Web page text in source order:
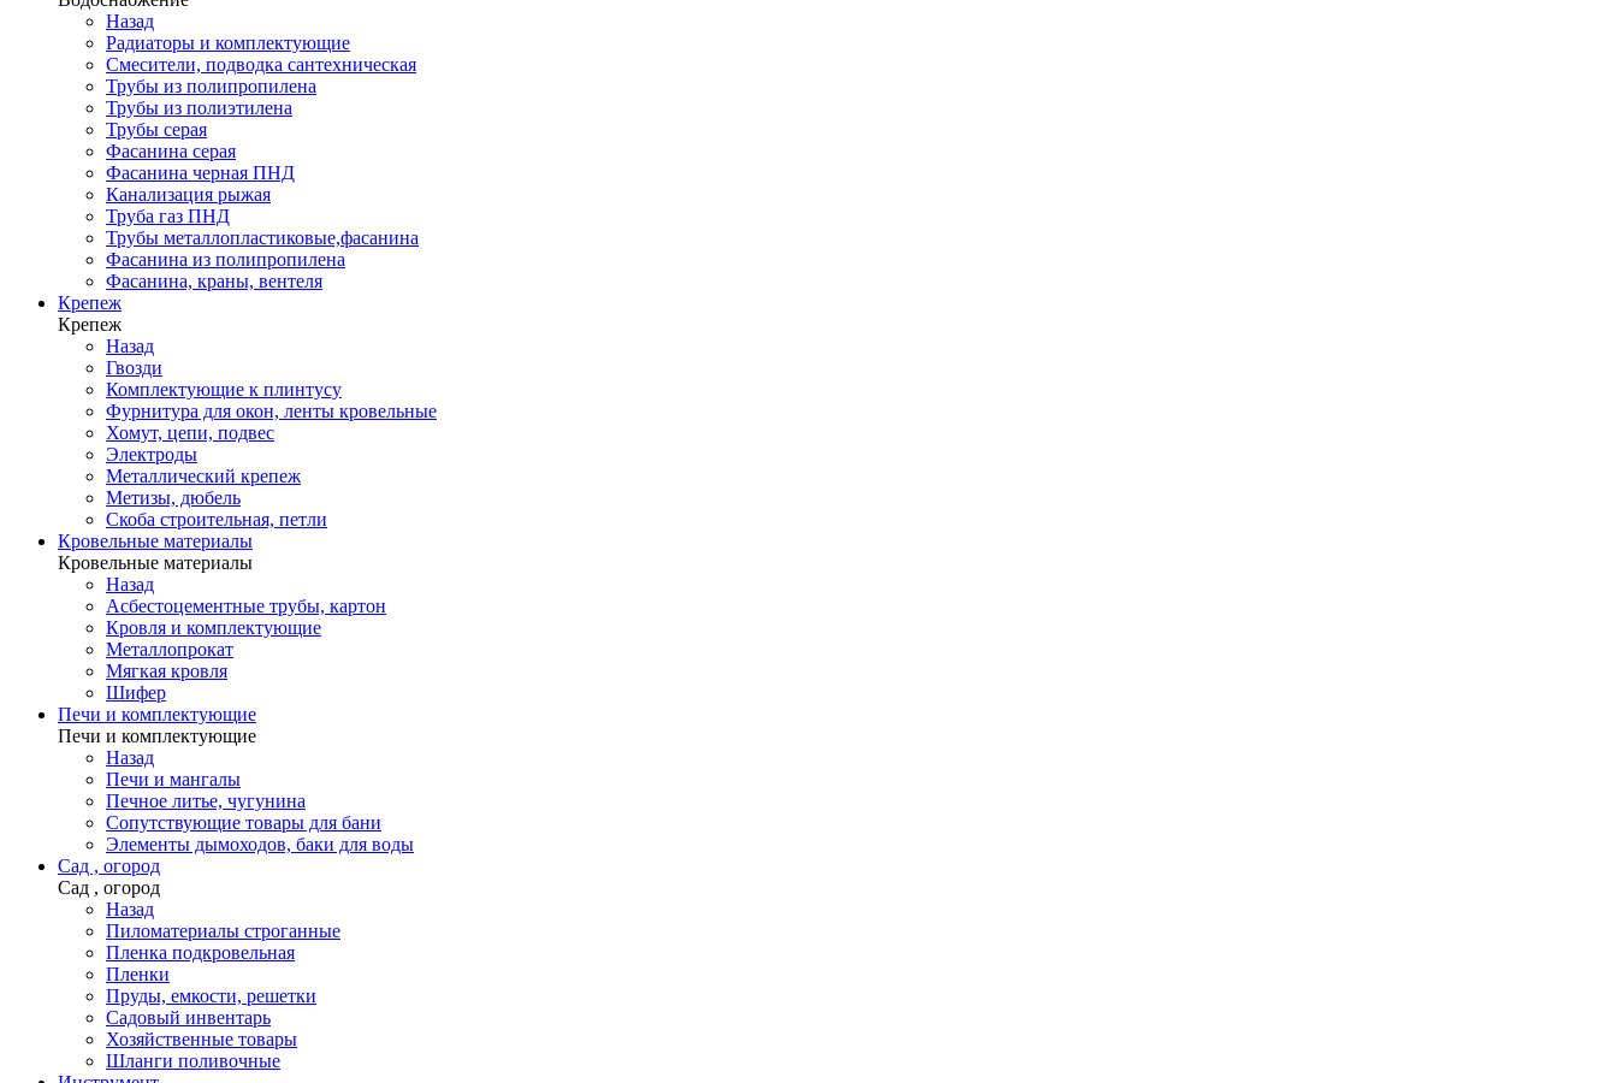
Назад
Радиаторы и комплектующие
Смесители, подводка сантехническая
Трубы из полипропилена
Трубы из полиэтилена
Трубы серая
Фасанина серая
Фасанина черная ПНД
Канализация рыжая
Труба газ ПНД
Трубы металлопластиковые,фасанина
Фасанина из полипропилена
Фасанина, краны, вентеля
Крепеж
Крепеж
Назад
Гвозди
Комплектующие к плинтусу
Фурнитура для окон, ленты кровельные
Хомут, цепи, подвес
Электроды
Металлический крепеж
Метизы, дюбель
Скоба строительная, петли
Кровельные материалы
Кровельные материалы
Назад
Асбестоцементные трубы, картон
Кровля и комплектующие
Металлопрокат
Мягкая кровля
Шифер
Печи и комплектующие
Печи и комплектующие
Назад
Печи и мангалы
Печное литье, чугунина
Сопутствующие товары для бани
Элементы дымоходов, баки для воды
Сад , огород
Сад , огород
Назад
Пиломатериалы строганные
Пленка подкровельная
Пленки
Пруды, емкости, решетки
Садовый инвентарь
Хозяйственные товары
Шланги поливочные